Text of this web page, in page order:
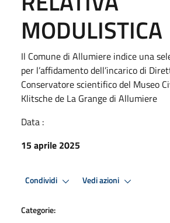
MODULISTICA
Il Comune di Allumiere indice una
per l’affidamento dell’incarico di
Conservatore scientifico del Museo
Klitsche de La Grange di Allumiere
Data :
15 aprile 2025
Condividi Vedi azioni
Categorie: